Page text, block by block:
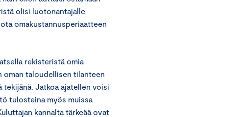
olisi luotonantajalle
omakustannusperiaatteen
rekisteristä omia
oman taloudellisen tilanteen
Jatkoa ajatellen voisi
tulosteina myös muissa
kannalta tärkeää ovat